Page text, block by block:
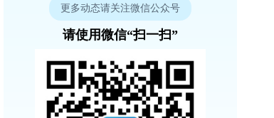
更多动态请关注微信公众号
请使用微信“扫一扫”